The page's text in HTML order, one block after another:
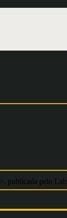
>, publicada pelo